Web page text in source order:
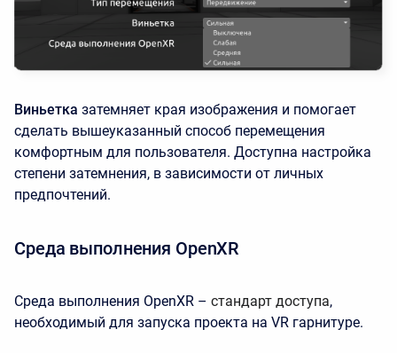
Виньетка затемняет края изображения и помогает
сделать вышеуказанный способ перемещения
комфортным для пользователя. Доступна настройка
степени затемнения, в зависимости от личных
предпочтений.
Среда выполнения OpenXR
Среда выполнения OpenXR – стандарт доступа,
необходимый для запуска проекта на VR гарнитуре.